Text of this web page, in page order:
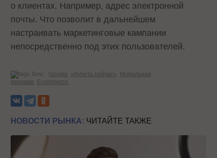
о клиентах. Например, адрес электронной
почты. Что позволит в дальнейшем
настраивать маркетинговые кампании
непосредственно под этих пользователей.
Теги: Google «Купить сейчас»
Мобильная
реклама
Ecommerce
НОВОСТИ РЫНКА: ЧИТАЙТЕ ТАКЖЕ